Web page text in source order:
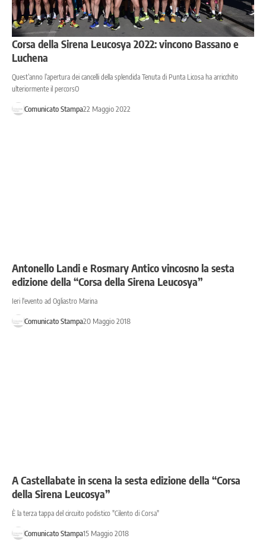
Corsa della Sirena Leucosya 2022: vincono Bassano e
Luchena
Quest’anno l’apertura dei cancelli della splendida Tenuta di Punta Licosa ha arricchito
ulteriormente il percorsO
Comunicato Stampa22 Maggio 2022
Antonello Landi e Rosmary Antico vincosno la sesta
edizione della “Corsa della Sirena Leucosya”
Ieri l'evento ad Ogliastro Marina
Comunicato Stampa20 Maggio 2018
A Castellabate in scena la sesta edizione della “Corsa
della Sirena Leucosya”
È la terza tappa del circuito podistico "Cilento di Corsa"
Comunicato Stampa15 Maggio 2018